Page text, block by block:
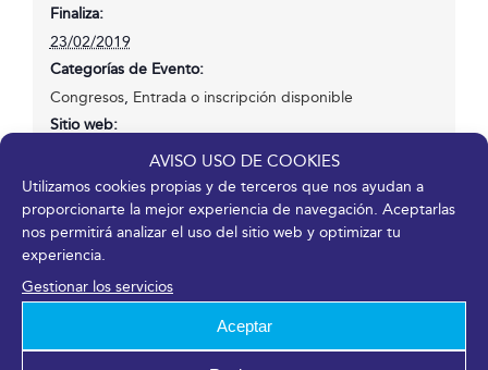
AVISO USO DE COOKIES
Utilizamos cookies propias y de terceros que nos ayudan a
proporcionarte la mejor experiencia de navegación. Aceptarlas
nos permitirá analizar el uso del sitio web y optimizar tu
experiencia.
Gestionar los servicios
Aceptar
Finaliza:
23/02/2019
Categorías de Evento:
Congresos, Entrada o inscripción disponible
Sitio web:
https://www.seme2019.org/
¡Comparte en tus redes sociales!
LinkedInWhatsApp